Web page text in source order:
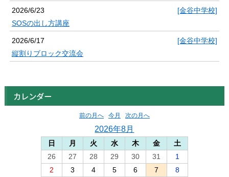
2026/6/23
[金谷中学校]
SOSの出し方講座
2026/6/17
[金谷中学校]
縦割りブロック交流会
カレンダー
前の月へ 今月 次の月へ
2026年8月
日 月 火 水 木 金
土
26
27 28 29 30 31
1
2
3 4 5 6 7
8